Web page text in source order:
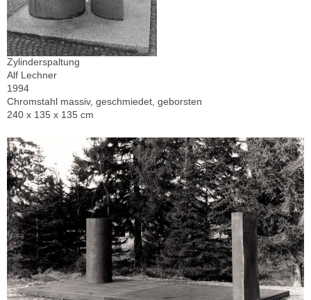
Zylinderspaltung
Alf Lechner
1994
Chromstahl massiv, geschmiedet, geborsten
240 x 135 x 135 cm